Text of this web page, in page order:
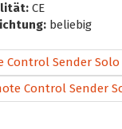
CE
beliebig
Control Sender Solo
Control Sender